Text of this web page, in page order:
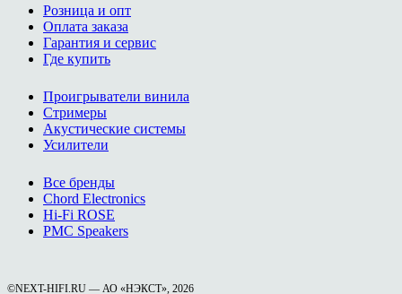
Розница и опт
Оплата заказа
Гарантия и сервис
Где купить
Проигрыватели винила
Стримеры
Акустические системы
Усилители
Все бренды
Chord Electronics
Hi-Fi ROSE
PMC Speakers
©NEXT-HIFI.RU — АО «НЭКСТ», 2026